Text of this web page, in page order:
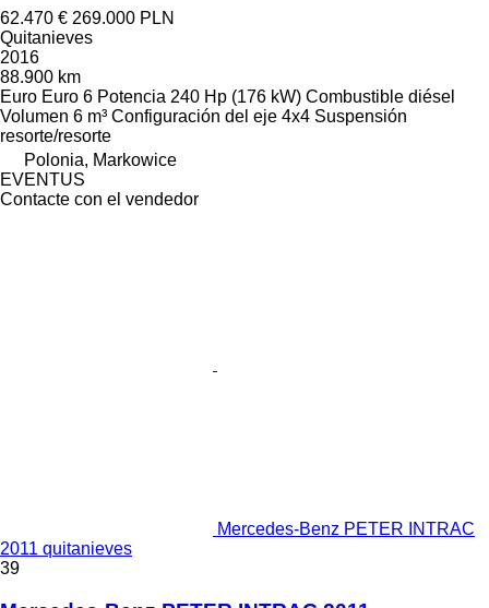
62.470 € 269.000 PLN
Quitanieves
2016
88.900 km
Euro Euro 6 Potencia 240 Hp (176 kW) Combustible diésel
Volumen 6 m³ Configuración del eje 4x4 Suspensión
resorte/resorte
Polonia, Markowice
EVENTUS
Contacte con el vendedor
Mercedes-Benz PETER INTRAC
2011 quitanieves
39